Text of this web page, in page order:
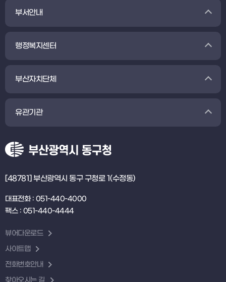
부서안내
행정복지센터
부산자치단체
유관기관
[48781] 부산광역시 동구 구청로 1(수정동)
대표전화 : 051-440-4000
팩스 : 051-440-4444
뷰어다운로드
사이트맵
전화번호안내
찾아오시는 길